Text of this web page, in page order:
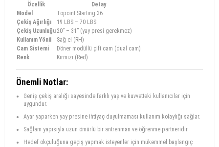
Özellik
Detay
Model
Topoint Starting 36
Çekiş Ağırlığı
19 LBS – 70 LBS
Çekiş Uzunluğu 20” – 31” (yay presi gerekmez)
Kullanım Yönü
Sağ el (RH)
Cam Sistemi
Döner modüllü çift cam (dual cam)
Renk
Kırmızı (Red)
Önemli Notlar:
Geniş çekiş aralığı sayesinde farklı yaş ve kuvvetteki kullanıcılar için
uygundur.
Ayar yaparken yay presine ihtiyaç duyulmaması kullanım kolaylığı sağlar.
Sağlam yapısıyla uzun ömürlü bir antrenman ve öğrenme partneridir.
Hedef okçuluğuna geçiş yapmak isteyenler için mükemmel başlangıç